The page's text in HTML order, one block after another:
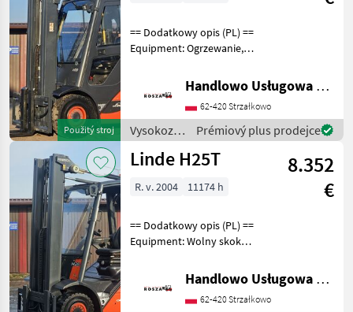
Použitý stroj
== Dodatkowy opis (PL) ==
Equipment: Ogrzewanie,
Additional info: Stan:
Bardzo dobry, Możliwość
UDT Palivo: ply
Handlowo Usługowa Alanex Alan Roszak
62-420 Strzałkowo
Vysokozdvižné
vozíky a
skladová
Linde
Prémiový plus prodejce
Linde H25T
8.352
€
R. v. 2004 11174 h
== Dodatkowy opis (PL) ==
Equipment: Wolny skok
Additional info: Stan:
Bardzo dobry, Możliwość
Handlowo Usługowa Alanex Alan Roszak
62-420 Strzałkowo